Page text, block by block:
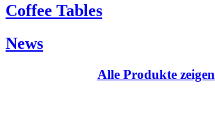
Coffee Tables
News
Alle Produkte zeigen